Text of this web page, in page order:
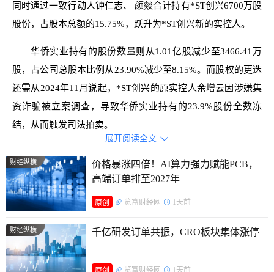
同时通过一致行动人钟仁志、 颜燚合计持有*ST创兴6700万股
股份，占股本总额的15.75%，跃升为*ST创兴新的实控人。
华侨实业持有的股份数量则从1.01亿股减少至3466.41万
股，占公司总股本比例从23.90%减少至8.15%。而股权的更迭
还需从2024年11月说起，*ST创兴的原实控人余增云因涉嫌集
资诈骗被立案调查，导致华侨实业持有的23.9%股份全数冻
结，从而触发司法拍卖。
卖结束前后（5月底），*ST创兴还在8个交易日内录得5个涨
停。
狂人”。他从2014年起通过频繁的收购扩张，将利欧股份从一
家传统的水泵制造企业，发展成了一家业务多元化的企业，包
展开阅读全文 
财经纵横
价格暴涨四倍！AI算力强力赋能PCB，
高端订单排至2027年
原创 览富财经网 1天前
财经纵横 千亿研发订单共振，CRO板块集体涨停
览富财经网 1天前